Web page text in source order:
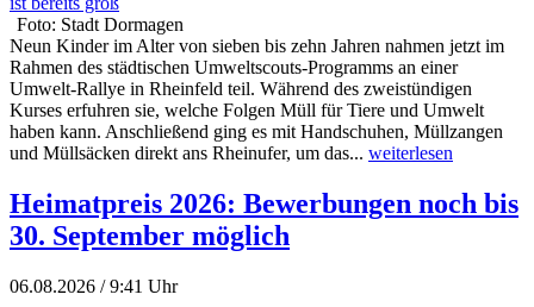
Foto: Stadt Dormagen
Neun Kinder im Alter von sieben bis zehn Jahren nahmen jetzt im
Rahmen des städtischen Umweltscouts-Programms an einer
Umwelt-Rallye in Rheinfeld teil. Während des zweistündigen
Kurses erfuhren sie, welche Folgen Müll für Tiere und Umwelt
haben kann. Anschließend ging es mit Handschuhen, Müllzangen
und Müllsäcken direkt ans Rheinufer, um das... weiterlesen
Heimatpreis 2026: Bewerbungen noch bis
30. September möglich
06.08.2026 / 9:41 Uhr